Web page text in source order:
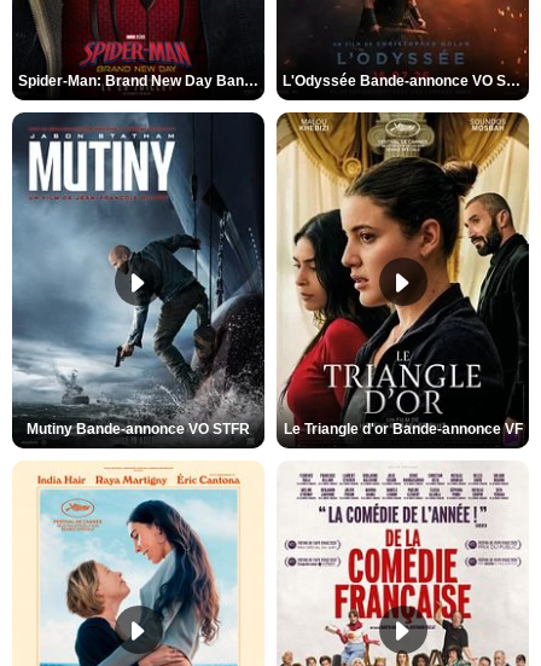
Spider-Man: Brand New Day Bande-annonce VO STFR L'Odyssée Bande-annonce VO STFR
Mutiny Bande-annonce VO STFR Le Triangle d'or Bande-annonce VF